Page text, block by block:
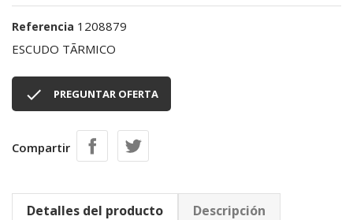
Referencia 1208879
ESCUDO TÃRMICO
 PREGUNTAR OFERTA
Compartir
Detalles del producto Descripción